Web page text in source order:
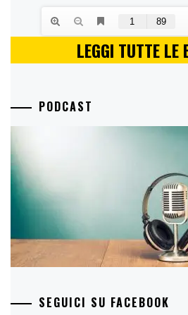
LEGGI TUTTE LE
PODCAST
SEGUICI SU FACEBOOK